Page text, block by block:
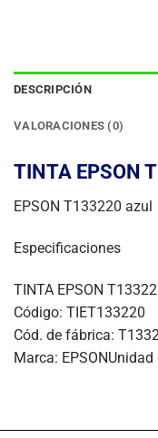
DESCRIPCIÓN
VALORACIONES (0)
TINTA EPSON
EPSON T133220 azul
Especificaciones
TINTA EPSON
Código: TIET133220
Cód. de fábrica:
Marca: